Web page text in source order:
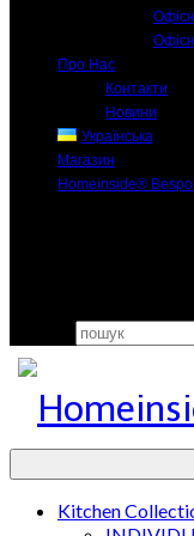
Про Нас
Контакти
Новини
Українська
Магазин
Homeinside®
Kitchen